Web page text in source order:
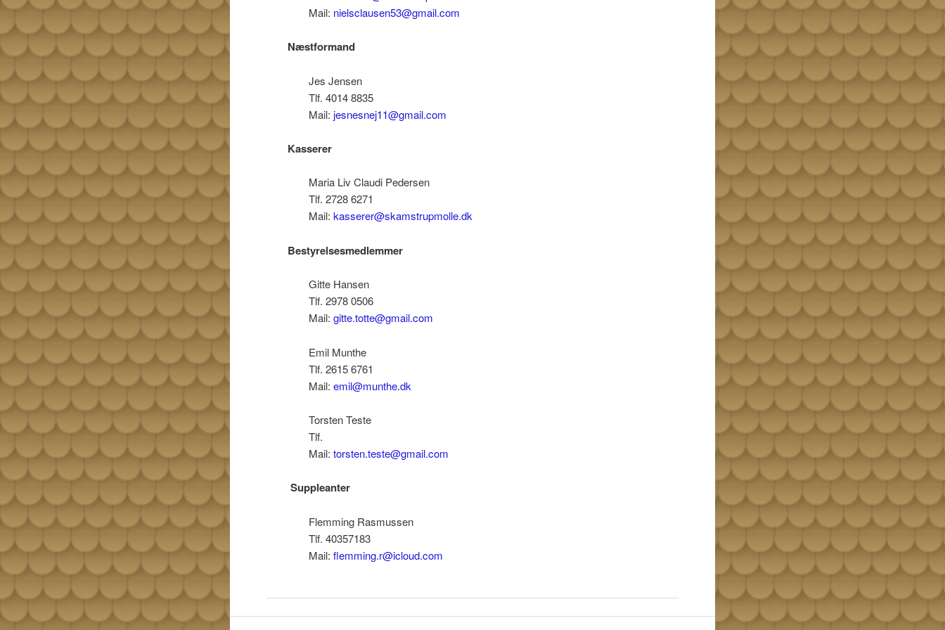
Mail: nielsclausen53@gmail.com
Næstformand
Jes Jensen
Tlf. 4014 8835
Mail:jesnesnej11@gmail.com
Kasserer
Maria Liv Claudi Pedersen
Tlf. 2728 6271
Mail:kasserer@skamstrupmolle.dk
Bestyrelsesmedlemmer
Gitte Hansen
Tlf. 2978 0506
Mail:gitte.totte@gmail.com
Emil Munthe
Tlf. 2615 6761
Mail:emil@munthe.dk
Torsten Teste
Tlf.
Mail:torsten.teste@gmail.com
Suppleanter
Flemming Rasmussen
Tlf. 40357183
Mail:flemming.r@icloud.com